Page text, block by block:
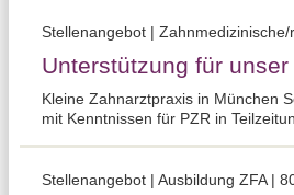
Stellenangebot |
Unterstützung für
Kleine Zahnarztpraxis in München
mit Kenntnissen für PZR in
Stellenangebot | Ausbildung ZFA |